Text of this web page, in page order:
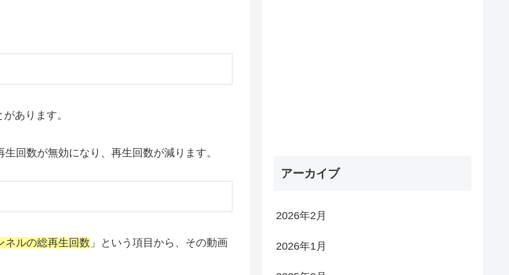
あります。
回数が無効になり、再生回数が減ります。
ネルの総再生回数 」という項目から、その動画
アーカイブ
2026年2月
2026年1月